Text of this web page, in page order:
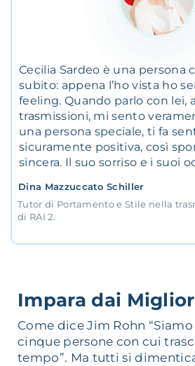
Cecilia Sardeo è una persona
subito: appena l’ho vista ho
feeling. Quando parlo con lei,
trasmissioni, mi sento
una persona speciale, ti fa
sicuramente positiva, così
sincera. Il suo sorriso e i suoi
Dina Mazzuccato Schiller
Tutor di Portamento e Stile nella
di RAI 2.
Impara dai
Come dice Jim Rohn
cinque persone con cui
tempo”. Ma tutti si